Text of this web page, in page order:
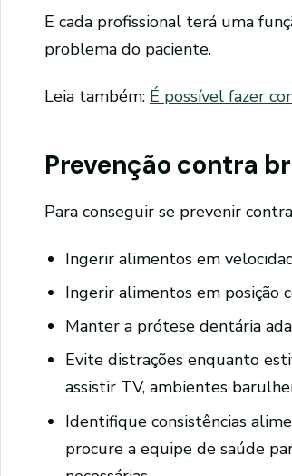
E cada profissional terá uma
problema do paciente.
Leia também: É possível fazer
Prevenção contra
Para conseguir se prevenir
Ingerir alimentos em
Ingerir alimentos em posição
Manter a prótese dentária
Evite distrações enquanto
assistir TV, ambientes
Identifique consistências
procure a equipe de saúde